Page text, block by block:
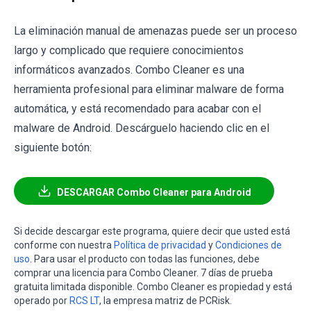
La eliminación manual de amenazas puede ser un proceso
largo y complicado que requiere conocimientos
informáticos avanzados. Combo Cleaner es una
herramienta profesional para eliminar malware de forma
automática, y está recomendado para acabar con el
malware de Android. Descárguelo haciendo clic en el
siguiente botón:
DESCARGAR Combo Cleaner para Android
Si decide descargar este programa, quiere decir que usted está
conforme con nuestra Política de privacidad yCondiciones de
uso . Para usar el producto con todas las funciones, debe
comprar una licencia para Combo Cleaner. 7 días de prueba
gratuita limitada disponible. Combo Cleaner es propiedad y está
operado por RCS LT, la empresa matriz de PCRisk.